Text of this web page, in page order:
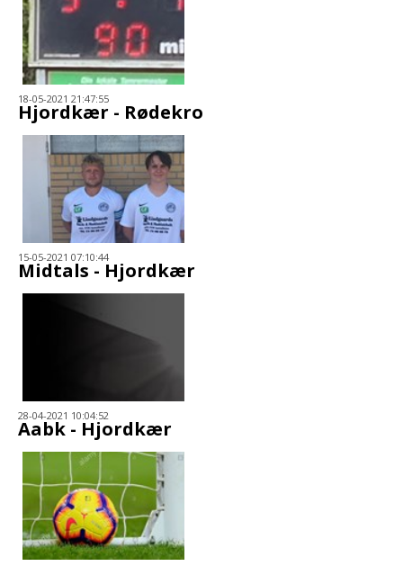
18-05-2021 21:47:55
Hjordkær - Rødekro
15-05-2021 07:10:44
Midtals - Hjordkær
28-04-2021 10:04:52
Aabk - Hjordkær